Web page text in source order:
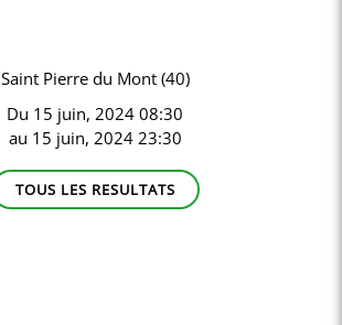
Saint Pierre du Mont (40)
Du 15 juin, 2024 08:30
au 15 juin, 2024 23:30
TOUS LES RESULTATS